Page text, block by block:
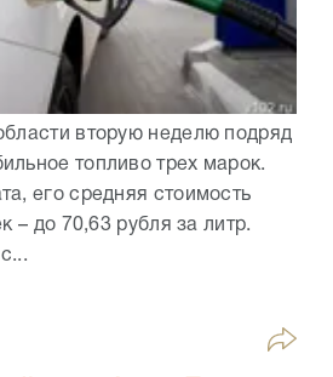
вторую неделю подряд
топливо трех марок.
его средняя стоимость
– до 70,63 рубля за литр.